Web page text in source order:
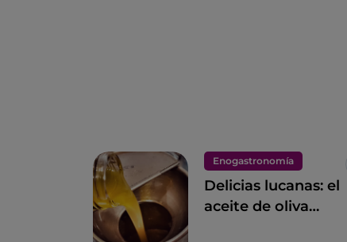
Enogastronomía
Delicias lucanas: el
aceite de oliva